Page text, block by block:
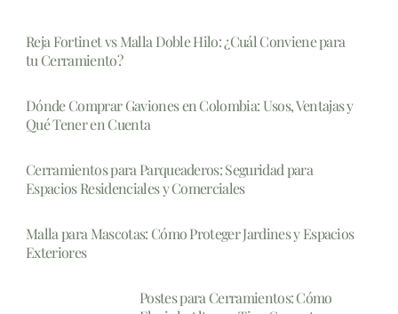
Reja Fortinet vs Malla Doble Hilo: ¿Cuál Conviene para
tu Cerramiento?
Dónde Comprar Gaviones en Colombia: Usos, Ventajas y
Qué Tener en Cuenta
Cerramientos para Parqueaderos: Seguridad para
Espacios Residenciales y Comerciales
Malla para Mascotas: Cómo Proteger Jardines y Espacios
Exteriores
Postes para Cerramientos: Cómo